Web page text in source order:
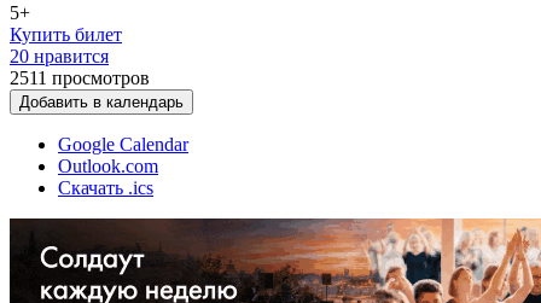
5+
Купить билет
20 нравится
2511 просмотров
Добавить в календарь
Google Calendar
Outlook.com
Скачать .ics